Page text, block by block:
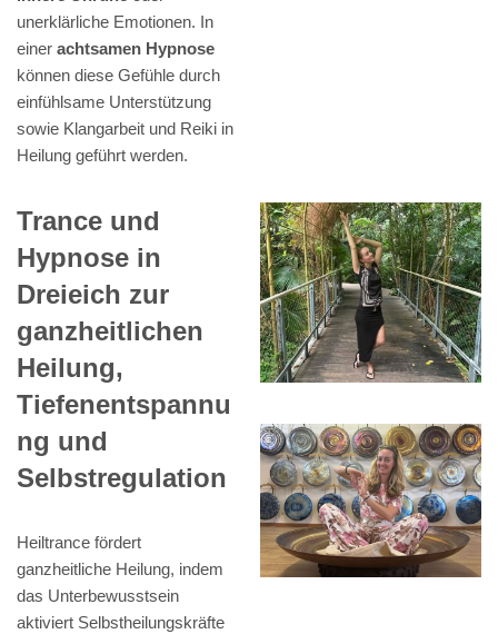
unerklärliche Emotionen. In
einer achtsamen Hypnose
können diese Gefühle durch
einfühlsame Unterstützung
sowie Klangarbeit und Reiki in
Heilung geführt werden.
Trance und
Hypnose in
Dreieich zur
ganzheitlichen
Heilung,
Tiefenentspannu
ng und
Selbstregulation
Heiltrance fördert
ganzheitliche Heilung, indem
das Unterbewusstsein
aktiviert Selbstheilungskräfte